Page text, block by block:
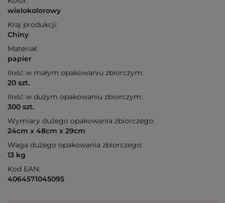
wielokolorowy
Kraj produkcji:
Chiny
Materiał:
papier
Ilość w małym opakowaniu zbiorczym:
20 szt.
Ilość w dużym opakowaniu zbiorczym:
300 szt.
Wymiary dużego opakowania zbiorczego:
24cm x 48cm x 29cm
Waga dużego opakowania zbiorczego:
13 kg
Kod EAN:
4064571045095